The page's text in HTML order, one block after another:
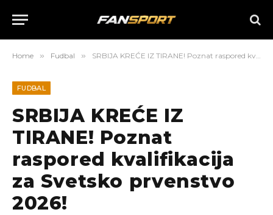
Home » Fudbal » SRBIJA KREĆE IZ TIRANE! Poznat raspored kvalifikacija za Svetsko prvenstvo 2026!
FUDBAL
SRBIJA KREĆE IZ
TIRANE! Poznat
raspored kvalifikacija
za Svetsko prvenstvo
2026!